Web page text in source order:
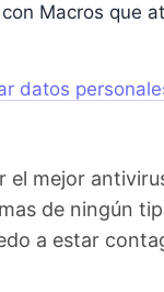
Macros que
datos
mejor
de ningún
a estar